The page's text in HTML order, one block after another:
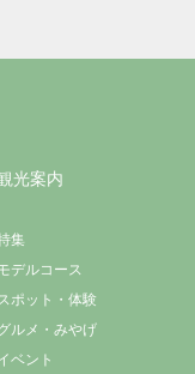
光案内
集
デルコース
スポット・体験
ルメ・みやげ
ベント